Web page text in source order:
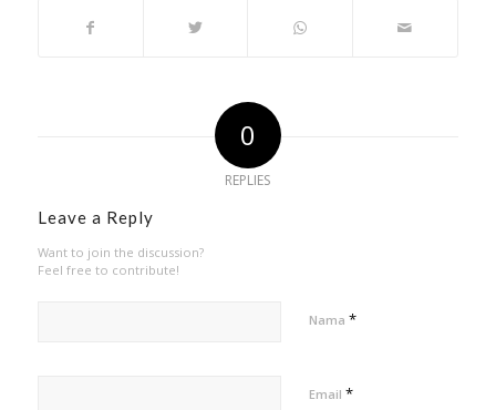
0
REPLIES
Leave a Reply
Want to join the discussion?
Feel free to contribute!
Nama *
Email *